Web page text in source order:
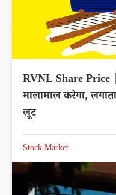
RVNL Share Price
मालामाल करेगा,
लूट
Stock Market